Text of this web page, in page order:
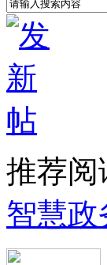
推荐阅
智慧政